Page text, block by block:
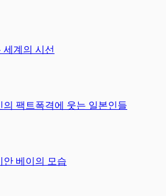
계의 시선
팩트폭격에 웃는 일본인들
안 베이의 모습